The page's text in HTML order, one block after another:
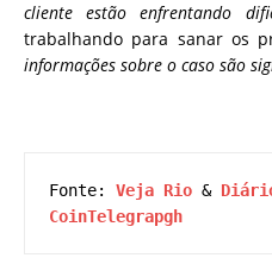
cliente estão enfrentando
trabalhando para sanar os
informações sobre o caso são
Fonte: Veja Rio &
CoinTelegrapgh